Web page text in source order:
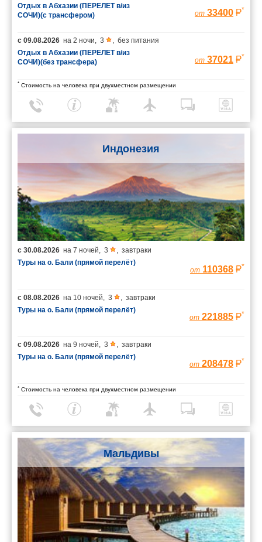
Отдых в Абхазии (ПЕРЕЛЕТ в/из
СОЧИ)(с трансфером)
от 33400 *
с 09.08.2026 на 2 ночи, 3 , без питания
Отдых в Абхазии (ПЕРЕЛЕТ в/из
СОЧИ)(без трансфера)
от 37021 *
* Стоимость на человека при двухместном размещении
Индонезия
с 30.08.2026 на 7 ночей, 3 , завтраки
Туры на о. Бали (прямой перелёт)
от 110368 *
с 08.08.2026 на 10 ночей, 3 , завтраки
Туры на о. Бали (прямой перелёт)
от 221885 *
с 09.08.2026 на 9 ночей, 3 , завтраки
Туры на о. Бали (прямой перелёт)
от 208478 *
* Стоимость на человека при двухместном размещении
Мальдивы